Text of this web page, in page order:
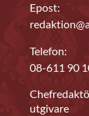
Epost:
Telefon:
08-611 90
utgivare